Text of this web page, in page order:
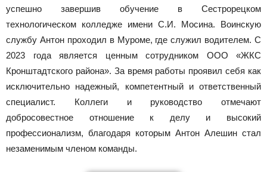
успешно завершив обучение в Сестрорецком
технологическом колледже имени С.И. Мосина. Воинскую
службу Антон проходил в Муроме, где служил водителем. С
2023 года является ценным сотрудником ООО «ЖКС
Кронштадтского района». За время работы проявил себя как
исключительно надежный, компетентный и ответственный
специалист. Коллеги и руководство отмечают
добросовестное отношение к делу и высокий
профессионализм, благодаря которым Антон Алешин стал
незаменимым членом команды.